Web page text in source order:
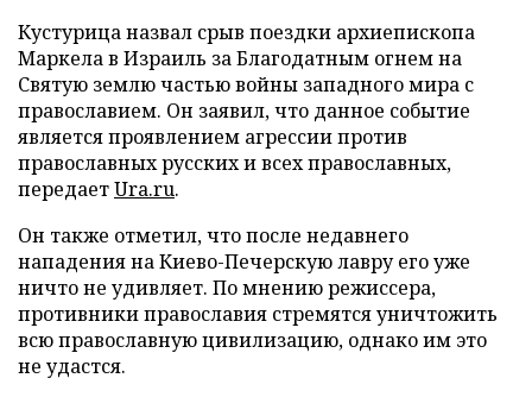
Кустурица назвал срыв поездки архиепископа
Маркела в Израиль за Благодатным огнем на
Святую землю частью войны западного мира с
православием. Он заявил, что данное событие
является проявлением агрессии против
православных русских и всех православных,
передаетUra.ru.
Он также отметил, что после недавнего
нападения на Киево-Печерскую лавру его уже
ничто не удивляет. По мнению режиссера,
противники православия стремятся уничтожить
всю православную цивилизацию, однако им это
не удастся.